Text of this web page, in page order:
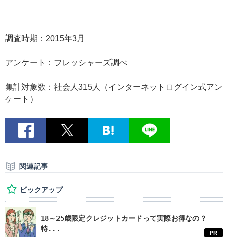
調査時期：2015年3月
アンケート：フレッシャーズ調べ
集計対象数：社会人315人（インターネットログイン式アン
ケート）
関連記事
ピックアップ
18～25歳限定クレジットカードって実際お得なの？
特...
PR